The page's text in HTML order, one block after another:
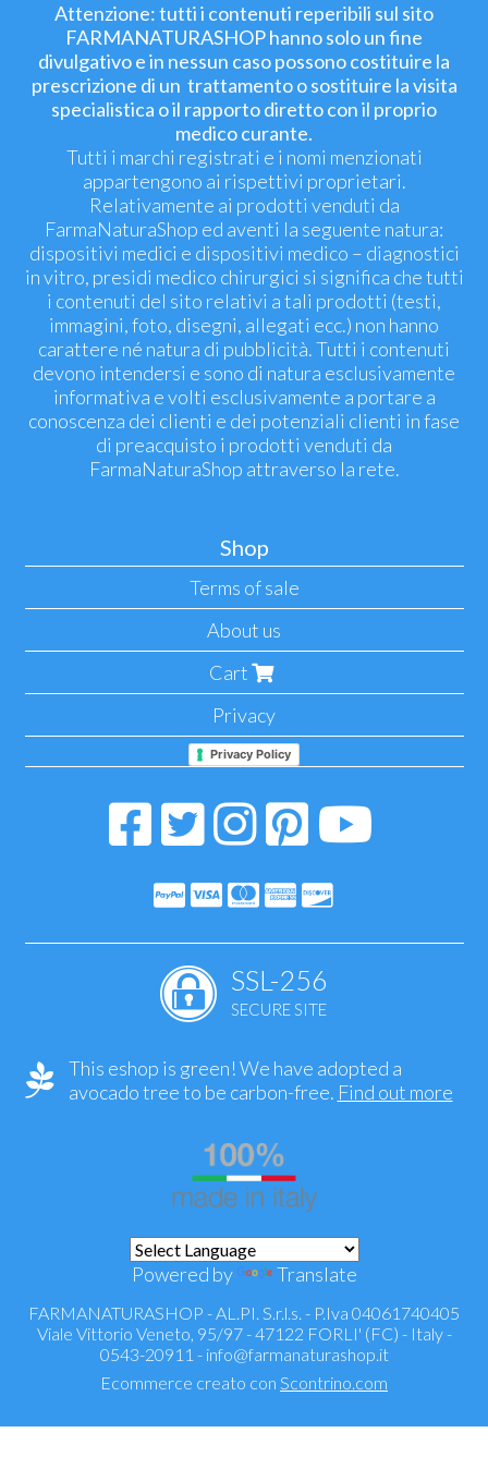
Attenzione: tutti i contenuti reperibili sul sito
FARMANATURASHOP hanno solo un fine
divulgativo e in nessun caso possono costituire la
prescrizione di un trattamento o sostituire la visita
specialistica o il rapporto diretto con il proprio
medico curante.
Tutti i marchi registrati e i nomi menzionati
appartengono ai rispettivi proprietari.
Relativamente ai prodotti venduti da
FarmaNaturaShop ed aventi la seguente natura:
dispositivi medici e dispositivi medico – diagnostici
in vitro, presidi medico chirurgici si significa che tutti
i contenuti del sito relativi a tali prodotti (testi,
immagini, foto, disegni, allegati ecc.) non hanno
carattere né natura di pubblicità. Tutti i contenuti
devono intendersi e sono di natura esclusivamente
informativa e volti esclusivamente a portare a
conoscenza dei clienti e dei potenziali clienti in fase
di preacquisto i prodotti venduti da
FarmaNaturaShop attraverso la rete.
Shop
Terms of sale
About us
Cart
Privacy
Privacy Policy
SSL-256
SECURE SITE
This eshop is green! We have adopted a
avocado tree to be carbon-free. Find out more
Powered by Translate
FARMANATURASHOP - AL.PI. S.r.l.s. - P.Iva 04061740405
Viale Vittorio Veneto, 95/97 - 47122 FORLI' (FC) - Italy -
0543-20911 - info@farmanaturashop.it
Ecommerce creato con Scontrino.com